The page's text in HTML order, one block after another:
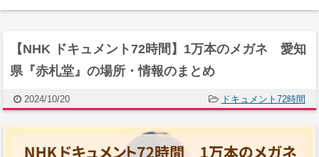
【NHK ドキュメント72時間】1万本のメガネ 愛知
県『赤札堂』の場所・情報のまとめ
2024/10/20 ドキュメント72時間